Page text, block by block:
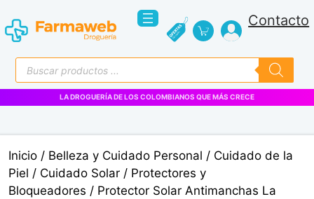
al
contenido
Contacto
Búsqueda
de
productos
LA DROGUERÍA DE LOS COLOMBIANOS QUE MÁS CRECE
Inicio / Belleza y Cuidado Personal / Cuidado de la
Piel / Cuidado Solar / Protectores y
Bloqueadores / Protector Solar Antimanchas La